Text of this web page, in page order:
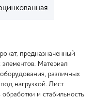
предназначенный
Материал
различных
нагрузкой. Лист
обработки и стабильность